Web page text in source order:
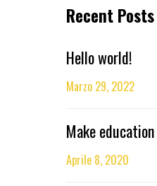
Recent Posts
Hello world!
Marzo 29, 2022
Make
Aprile 8, 2020